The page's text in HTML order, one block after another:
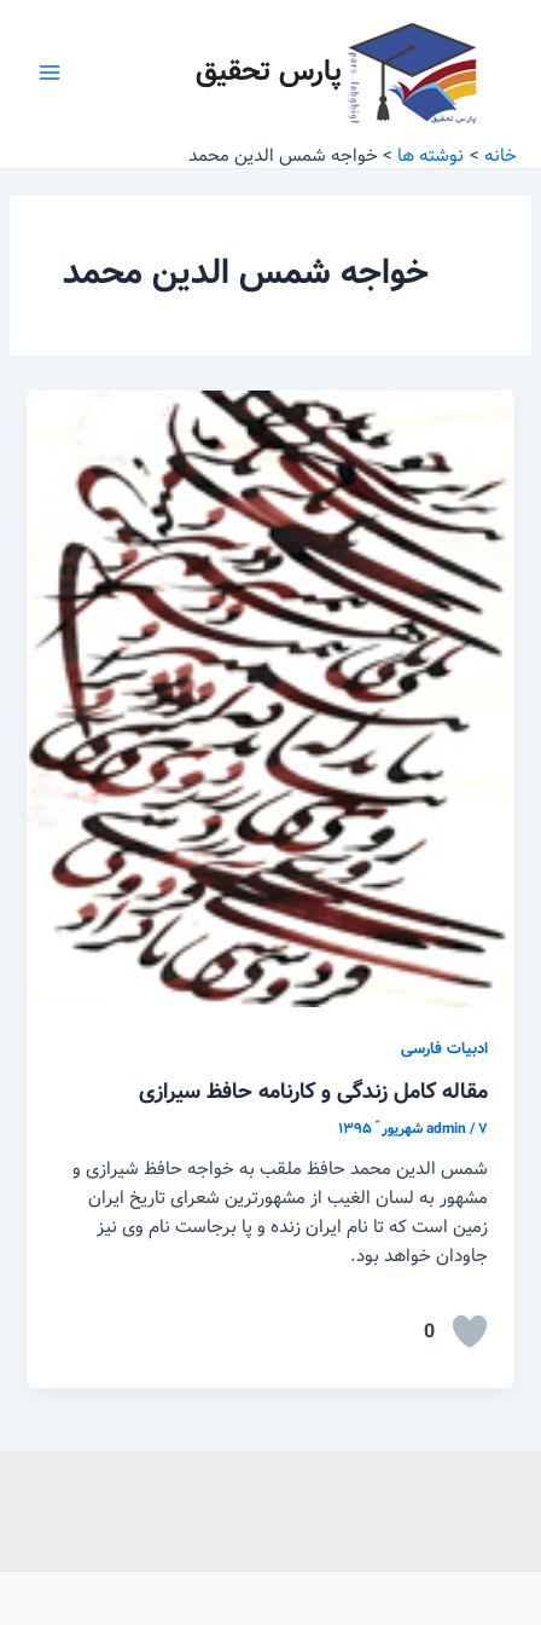
پارس تحقیق
خانه نوشته ها خواجه شمس الدین محمد
خواجه شمس الدین محمد
ادبیات فارسی
مقاله کامل زندگی و کارنامه حافظ سیرازی
admin/۷ شهریور ّ ۱۳۹۵
شمس الدین محمد حافظ ملقب به خواجه حافظ شیرازی و
مشهور به لسان الغیب از مشهورترین شعرای تاریخ ایران
زمین است که تا نام ایران زنده و پا برجاست نام وی نیز
جاودان خواهد بود.
0